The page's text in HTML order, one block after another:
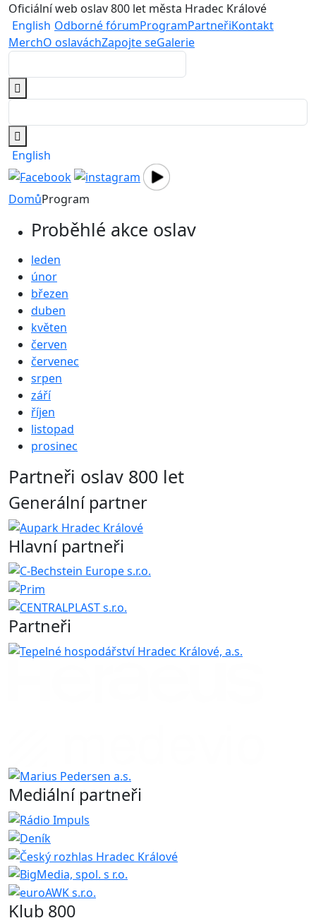
Oficiální web oslav 800 let města Hradec Králové
English Odborné fórumProgramPartneřiKontakt
MerchO oslaváchZapojte seGalerie
English
DomůProgram
Proběhlé akce oslav
leden
únor
březen
duben
květen
červen
červenec
srpen
září
říjen
listopad
prosinec
Partneři oslav 800 let
Generální partner
Hlavní partneři
Partneři
Mediální partneři
Klub 800